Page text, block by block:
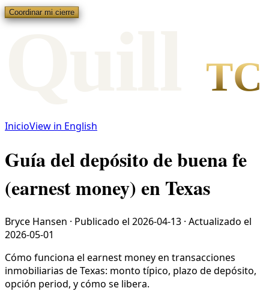
Coordinar mi cierre
TC
InicioView in English
Guía del depósito de buena fe
(earnest money) en Texas
Bryce Hansen · Publicado el 2026-04-13 · Actualizado el
2026-05-01
Cómo funciona el earnest money en transacciones
inmobiliarias de Texas: monto típico, plazo de depósito,
opción period, y cómo se libera.